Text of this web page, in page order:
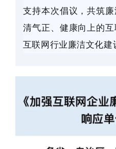
支持本次倡议，共筑
清气正、健康向上的
互联网行业廉洁文化建